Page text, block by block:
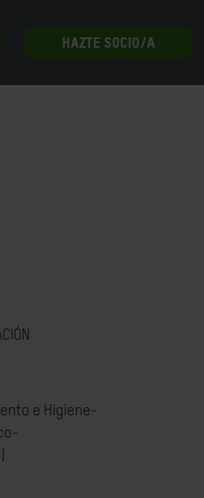
HAZTE SOCIO/A
e Higiene-